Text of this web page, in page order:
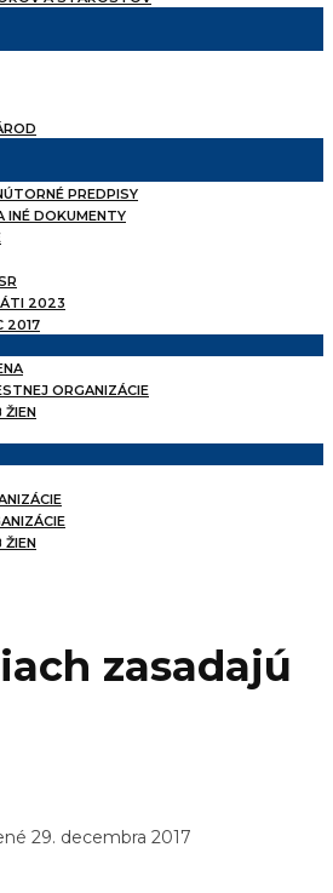
PREDPISY
INÉ DOKUMENTY
2023
2017
ORGANIZÁCIE
ŽIEN
ŽIEN
zasadajú
29. decembra 2017